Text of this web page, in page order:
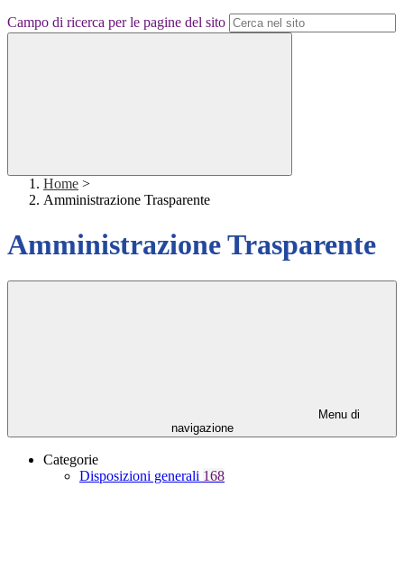
Campo di ricerca per le pagine del sito
Home >
Amministrazione Trasparente
Amministrazione Trasparente
Menu di
navigazione
Categorie
Disposizioni generali 168